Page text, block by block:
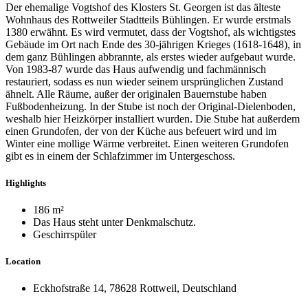
Der ehemalige Vogtshof des Klosters St. Georgen ist das älteste
Wohnhaus des Rottweiler Stadtteils Bühlingen. Er wurde erstmals
1380 erwähnt. Es wird vermutet, dass der Vogtshof, als wichtigstes
Gebäude im Ort nach Ende des 30-jährigen Krieges (1618-1648), in
dem ganz Bühlingen abbrannte, als erstes wieder aufgebaut wurde.
Von 1983-87 wurde das Haus aufwendig und fachmännisch
restauriert, sodass es nun wieder seinem ursprünglichen Zustand
ähnelt. Alle Räume, außer der originalen Bauernstube haben
Fußbodenheizung. In der Stube ist noch der Original-Dielenboden,
weshalb hier Heizkörper installiert wurden. Die Stube hat außerdem
einen Grundofen, der von der Küche aus befeuert wird und im
Winter eine mollige Wärme verbreitet. Einen weiteren Grundofen
gibt es in einem der Schlafzimmer im Untergeschoss.
Highlights
186 m²
Das Haus steht unter Denkmalschutz.
Geschirrspüler
Location
Eckhofstraße 14, 78628 Rottweil, Deutschland